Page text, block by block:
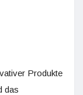
Produkte
das